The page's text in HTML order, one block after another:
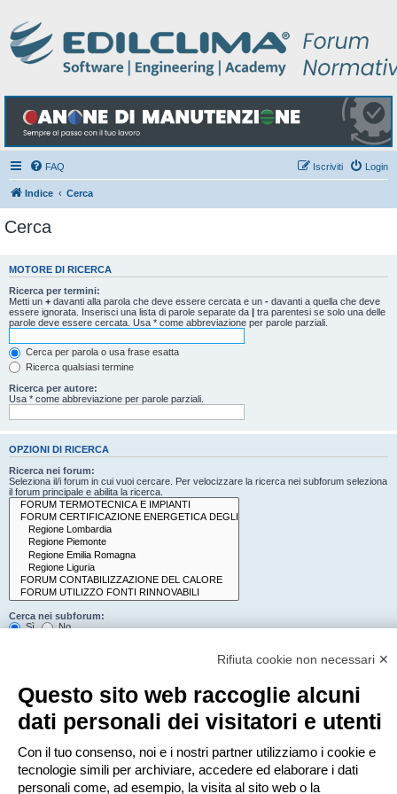
FAQ Login
Iscriviti
Indice Cerca
Cerca
MOTORE DI RICERCA
Ricerca per termini:
Metti un + davanti alla parola che deve essere cercata e un - davanti a quella che deve
essere ignorata. Inserisci una lista di parole separate da | tra parentesi se solo una delle
parole deve essere cercata. Usa * come abbreviazione per parole parziali.
Cerca per parola o usa frase esatta
Ricerca qualsiasi termine
Ricerca per autore:
Usa * come abbreviazione per parole parziali.
OPZIONI DI RICERCA
Ricerca nei forum:
Seleziona il/i forum in cui vuoi cercare. Per velocizzare la ricerca nei subforum seleziona
il forum principale e abilita la ricerca.
Cerca nei subforum:
Sì
No
Solo tra i titoli degli argomenti
Solo il primo messaggio dell’argomento
Mostra i risultati come:
Messaggi
Argomenti
Ordina risultati per:
Crescente
Decrescente
Rifiuta cookie non necessari ✕
Questo sito web raccoglie alcuni
dati personali dei visitatori e utenti
Con il tuo consenso, noi e i nostri partner utilizziamo i cookie e
tecnologie simili per archiviare, accedere ed elaborare i dati
personali come, ad esempio, la visita al sito web o la